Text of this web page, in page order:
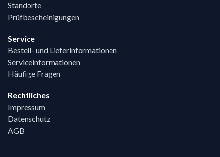
Standorte
Prüfbescheinigungen
Service
Bestell- und Lieferinformationen
Serviceinformationen
Häufige Fragen
Rechtliches
Impressum
Datenschutz
AGB